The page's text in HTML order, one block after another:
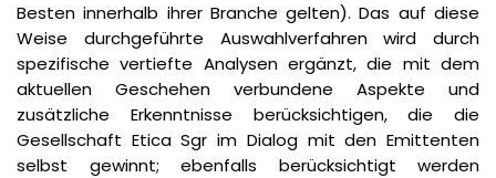
Besten innerhalb ihrer Branche gelten). Das auf diese
Weise durchgeführte Auswahlverfahren wird durch
spezifische vertiefte Analysen ergänzt, die mit dem
aktuellen Geschehen verbundene Aspekte und
zusätzliche Erkenntnisse berücksichtigen, die die
Gesellschaft Etica Sgr im Dialog mit den Emittenten
selbst gewinnt; ebenfalls berücksichtigt werden